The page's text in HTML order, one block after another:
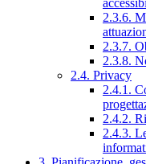
2.3.6.
2.3.7.
2.3.8.
2.4. Privacy
2.4.1.
2.4.2.
2.4.3.